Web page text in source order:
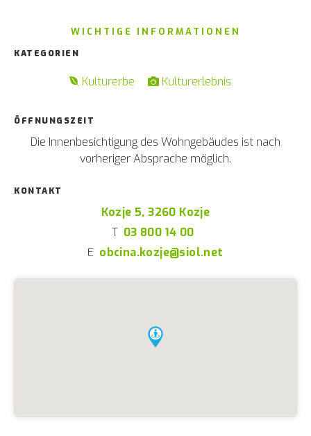
WICHTIGE INFORMATIONEN
KATEGORIEN
Kulturerbe Kulturerlebnis
ÖFFNUNGSZEIT
Die Innenbesichtigung des Wohngebäudes ist nach
vorheriger Absprache möglich.
KONTAKT
Kozje 5, 3260 Kozje
T 03 800 14 00
E obcina.kozje@siol.net